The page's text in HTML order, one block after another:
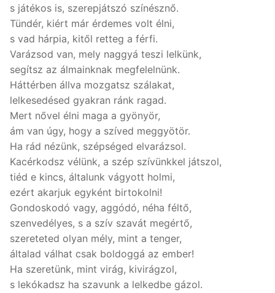
s játékos is, szerepjátszó színésznő.
Tündér, kiért már érdemes volt élni,
s vad hárpia, kitől retteg a férfi.
Varázsod van, mely naggyá teszi lelkünk,
segítsz az álmainknak megfelelnünk.
Háttérben állva mozgatsz szálakat,
lelkesedésed gyakran ránk ragad.
Mert nővel élni maga a gyönyör,
ám van úgy, hogy a szíved meggyötör.
Ha rád nézünk, szépséged elvarázsol.
Kacérkodsz vélünk, a szép szívünkkel játszol,
tiéd e kincs, általunk vágyott holmi,
ezért akarjuk egyként birtokolni!
Gondoskodó vagy, aggódó, néha féltő,
szenvedélyes, s a szív szavát megértő,
szereteted olyan mély, mint a tenger,
általad válhat csak boldoggá az ember!
Ha szeretünk, mint virág, kivirágzol,
s lekókadsz ha szavunk a lelkedbe gázol.